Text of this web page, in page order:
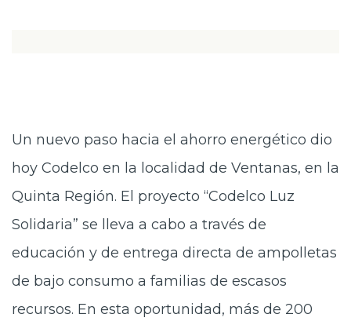
Un nuevo paso hacia el ahorro energético dio
hoy Codelco en la localidad de Ventanas, en la
Quinta Región. El proyecto “Codelco Luz
Solidaria” se lleva a cabo a través de
educación y de entrega directa de ampolletas
de bajo consumo a familias de escasos
recursos. En esta oportunidad, más de 200